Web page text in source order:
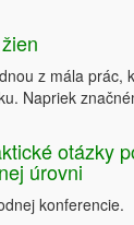
z mála prác,
Napriek
otázky
úrovni
konferencie.